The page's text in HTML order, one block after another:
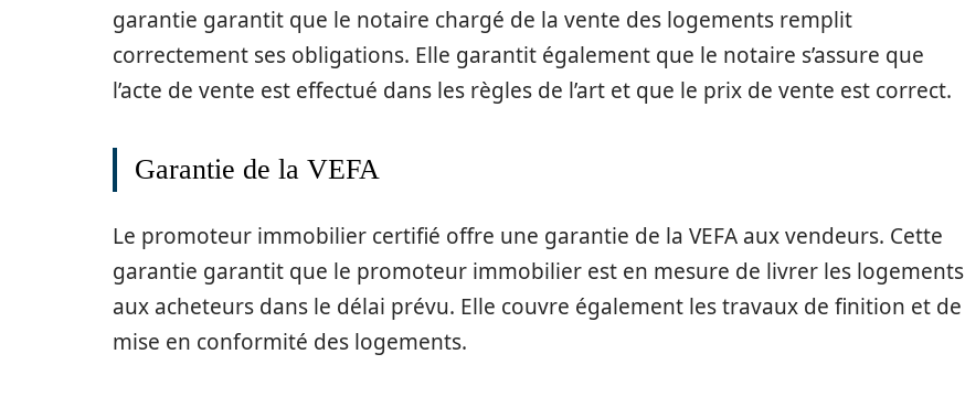
garantie garantit que le notaire chargé de la vente des logements remplit
correctement ses obligations. Elle garantit également que le notaire s’assure que
l’acte de vente est effectué dans les règles de l’art et que le prix de vente est correct.
Garantie de la VEFA
Le promoteur immobilier certifié offre une garantie de la VEFA aux vendeurs. Cette
garantie garantit que le promoteur immobilier est en mesure de livrer les logements
aux acheteurs dans le délai prévu. Elle couvre également les travaux de finition et de
mise en conformité des logements.